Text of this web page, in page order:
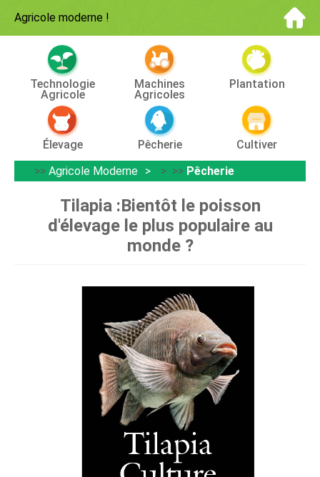
Agricole moderne !
Technologie
Agricole
Machines
Agricoles
Plantation
Élevage Pêcherie
Cultiver
>> Agricole Moderne > >> Pêcherie
Tilapia :Bientôt le poisson
d'élevage le plus populaire au
monde ?